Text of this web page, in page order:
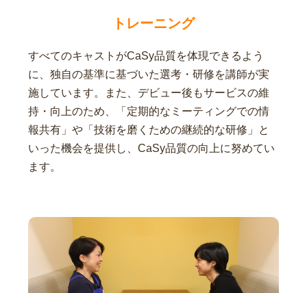
トレーニング
すべてのキャストがCaSy品質を体現できるよう
に、独自の基準に基づいた選考・研修を講師が実
施しています。また、デビュー後もサービスの維
持・向上のため、「定期的なミーティングでの情
報共有」や「技術を磨くための継続的な研修」と
いった機会を提供し、CaSy品質の向上に努めてい
ます。